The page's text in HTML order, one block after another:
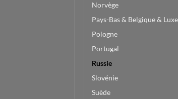
Norvège
Pays-Bas & Belgique &
Pologne
Portugal
Russie
Slovénie
Suède